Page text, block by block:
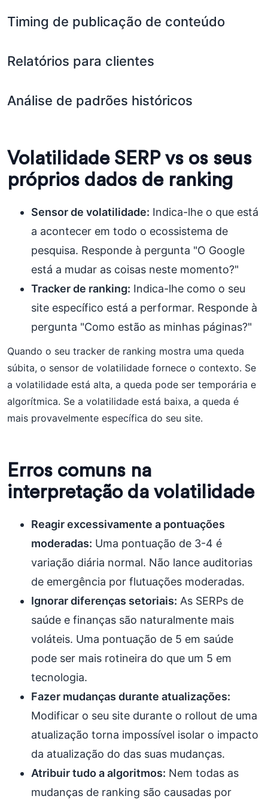
Timing de publicação de conteúdo
Relatórios para clientes
Análise de padrões históricos
Volatilidade SERP vs os seus
próprios dados de ranking
Sensor de volatilidade: Indica-lhe o que está
a acontecer em todo o ecossistema de
pesquisa. Responde à pergunta "O Google
está a mudar as coisas neste momento?"
Tracker de ranking: Indica-lhe como o seu
site específico está a performar. Responde à
pergunta "Como estão as minhas páginas?"
Quando o seu tracker de ranking mostra uma queda
súbita, o sensor de volatilidade fornece o contexto. Se
a volatilidade está alta, a queda pode ser temporária e
algorítmica. Se a volatilidade está baixa, a queda é
mais provavelmente específica do seu site.
Erros comuns na
interpretação da volatilidade
Reagir excessivamente a pontuações
moderadas: Uma pontuação de 3-4 é
variação diária normal. Não lance auditorias
de emergência por flutuações moderadas.
Ignorar diferenças setoriais: As SERPs de
saúde e finanças são naturalmente mais
voláteis. Uma pontuação de 5 em saúde
pode ser mais rotineira do que um 5 em
tecnologia.
Fazer mudanças durante atualizações:
Modificar o seu site durante o rollout de uma
atualização torna impossível isolar o impacto
da atualização do das suas mudanças.
Atribuir tudo a algoritmos: Nem todas as
mudanças de ranking são causadas por